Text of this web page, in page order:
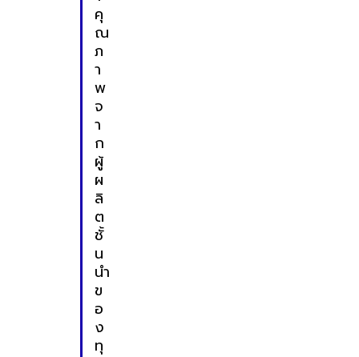
คุ
ณ
ภ
า
พ
จ
า
ก
ผู้
ผ
ลิ
ต
ชั้
น
นำ
ข
อ
ง
ทุ